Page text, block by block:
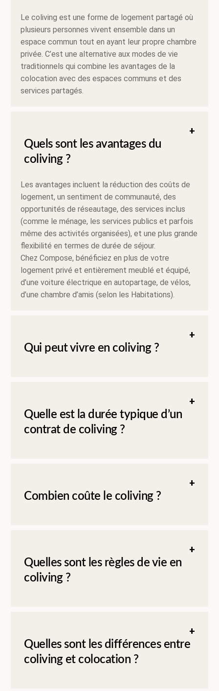
Le coliving est une forme de logement partagé où
plusieurs personnes vivent ensemble dans un
espace commun tout en ayant leur propre chambre
privée. C’est une alternative aux modes de vie
traditionnels qui combine les avantages de la
colocation avec des espaces communs et des
services partagés.
Quels sont les avantages du
coliving ?
Les avantages incluent la réduction des coûts de
logement, un sentiment de communauté, des
opportunités de réseautage, des services inclus
(comme le ménage, les services publics et parfois
même des activités organisées), et une plus grande
flexibilité en termes de durée de séjour.
Chez Compose, bénéficiez en plus de votre
logement privé et entièrement meublé et équipé,
d’une voiture électrique en autopartage, de vélos,
d’une chambre d’amis (selon les Habitations).
Qui peut vivre en coliving ?
Quelle est la durée typique d’un
contrat de coliving ?
Combien coûte le coliving ?
Quelles sont les règles de vie en
coliving ?
Quelles sont les différences entre
coliving et colocation ?